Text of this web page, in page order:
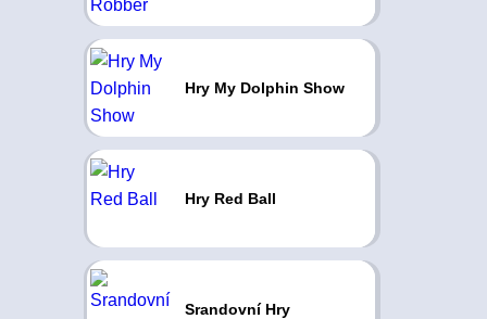
Hry My Dolphin Show
Hry Red Ball
Srandovní Hry